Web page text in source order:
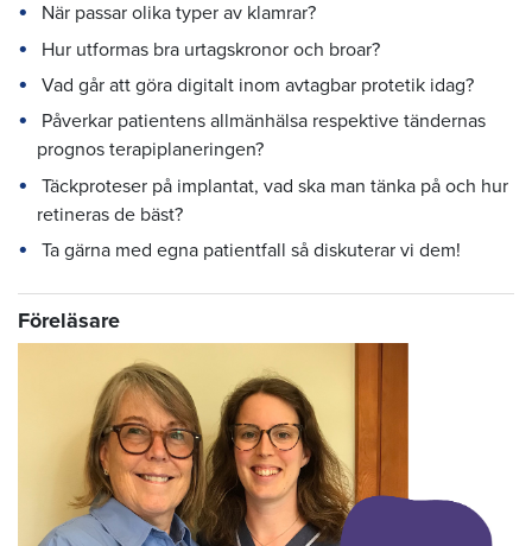
När passar olika typer av klamrar?
Hur utformas bra urtagskronor och broar?
Vad går att göra digitalt inom avtagbar protetik idag?
Påverkar patientens allmänhälsa respektive tändernas
prognos terapiplaneringen?
Täckproteser på implantat, vad ska man tänka på och hur
retineras de bäst?
Ta gärna med egna patientfall så diskuterar vi dem!
Föreläsare